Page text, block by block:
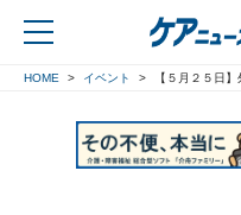
HOME イベント 【５月２５日】外